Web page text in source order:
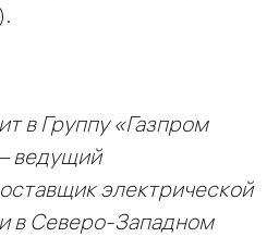
в Группу «Газпром
ведущий
электрической
в Северо-Западном